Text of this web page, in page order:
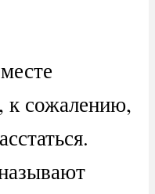
к сожалению,